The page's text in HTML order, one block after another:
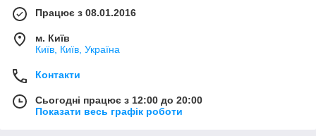
Працює з 08.01.2016
м. Київ
Київ, Київ, Україна
Контакти
Сьогодні працює з 12:00 до 20:00
Показати весь графік роботи